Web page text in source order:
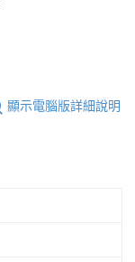
顯示電腦版詳細說明